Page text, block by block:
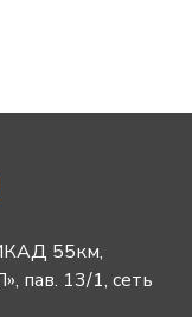
55км,
пав. 13/1, сеть